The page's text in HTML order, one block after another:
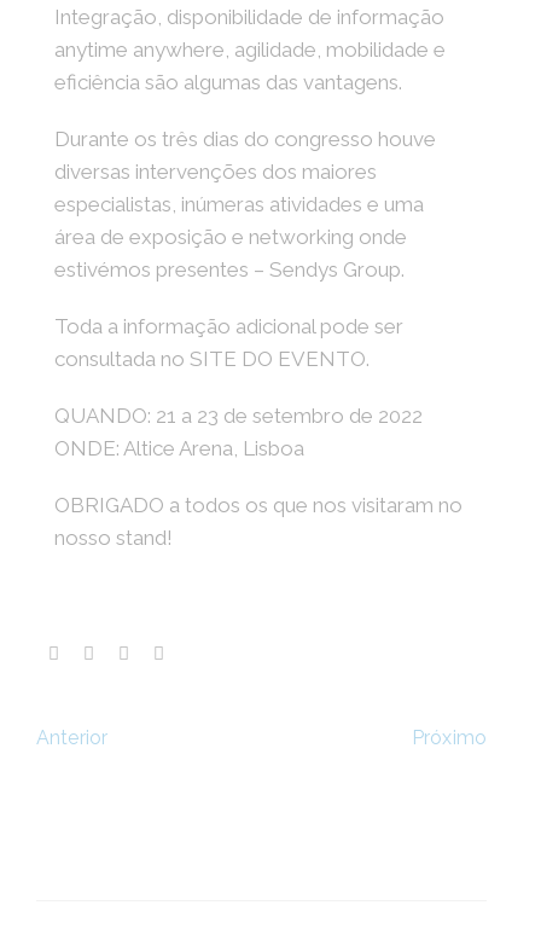
Integração, disponibilidade de informação
anytime anywhere, agilidade, mobilidade e
eficiência são algumas das vantagens.
Durante os três dias do congresso houve
diversas intervenções dos maiores
especialistas, inúmeras atividades e uma
área de exposição e networking onde
estivémos presentes – Sendys Group.
Toda a informação adicional pode ser
consultada no SITE DO EVENTO.
QUANDO: 21 a 23 de setembro de 2022
ONDE: Altice Arena, Lisboa
OBRIGADO a todos os que nos visitaram no
nosso stand!
Anterior Próximo